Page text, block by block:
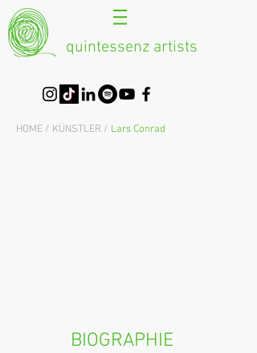
quintessenz artists
HOME / KÜNSTLER / Lars Conrad
BIOGRAPHIE